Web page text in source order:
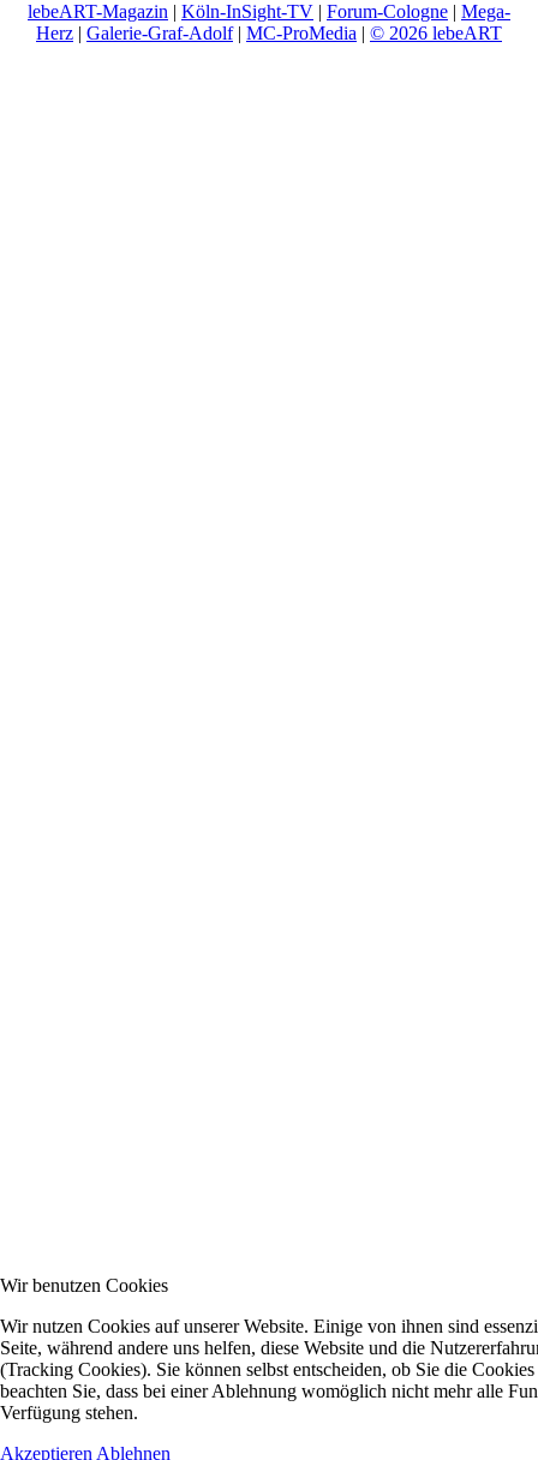
lebeART-Magazin | Köln-InSight-TV | Forum-Cologne | Mega-
Herz | Galerie-Graf-Adolf| MC-ProMedia | © 2026 lebeART
Wir benutzen Cookies
Wir nutzen Cookies auf unserer Website. Einige von ihnen sind
Seite, während andere uns helfen, diese Website und die
(Tracking Cookies). Sie können selbst entscheiden, ob Sie die
beachten Sie, dass bei einer Ablehnung womöglich nicht mehr alle
Verfügung stehen.
Akzeptieren Ablehnen